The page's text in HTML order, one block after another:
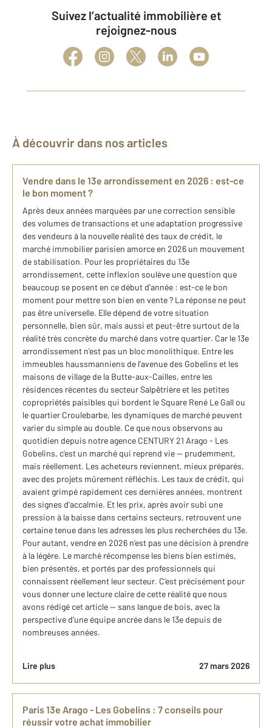
Suivez l’actualité immobilière et
rejoignez-nous
À découvrir dans nos articles
Vendre dans le 13e arrondissement en 2026 : est-ce
le bon moment ?
Après deux années marquées par une correction sensible
des volumes de transactions et une adaptation progressive
des vendeurs à la nouvelle réalité des taux de crédit, le
marché immobilier parisien amorce en 2026 un mouvement
de stabilisation. Pour les propriétaires du 13e
arrondissement, cette inflexion soulève une question que
beaucoup se posent en ce début d'année : est-ce le bon
moment pour mettre son bien en vente ? La réponse ne peut
pas être universelle. Elle dépend de votre situation
personnelle, bien sûr, mais aussi et peut-être surtout de la
réalité très concrète du marché dans votre quartier. Car le 13e
arrondissement n'est pas un bloc monolithique. Entre les
immeubles haussmanniens de l'avenue des Gobelins et les
maisons de village de la Butte-aux-Cailles, entre les
résidences récentes du secteur Salpêtrière et les petites
copropriétés paisibles qui bordent le Square René Le Gall ou
le quartier Croulebarbe, les dynamiques de marché peuvent
varier du simple au double. Ce que nous observons au
quotidien depuis notre agence CENTURY 21 Arago - Les
Gobelins, c'est un marché qui reprend vie — prudemment,
mais réellement. Les acheteurs reviennent, mieux préparés,
avec des projets mûrement réfléchis. Les taux de crédit, qui
avaient grimpé rapidement ces dernières années, montrent
des signes d'accalmie. Et les prix, après avoir subi une
pression à la baisse dans certains secteurs, retrouvent une
certaine tenue dans les adresses les plus recherchées du 13e.
Pour autant, vendre en 2026 n'est pas une décision à prendre
à la légère. Le marché récompense les biens bien estimés,
bien présentés, et portés par des professionnels qui
connaissent réellement leur secteur. C'est précisément pour
vous donner une lecture claire de cette réalité que nous
avons rédigé cet article — sans langue de bois, avec la
perspective d'une équipe ancrée dans le 13e depuis de
nombreuses années.
Lire plus 27 mars 2026
Paris 13e Arago - Les Gobelins : 7 conseils pour
réussir votre achat immobilier